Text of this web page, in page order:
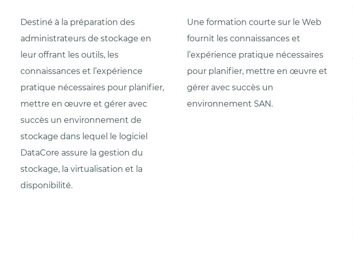
Destiné à la préparation des
administrateurs de stockage en
leur offrant les outils, les
connaissances et l’expérience
pratique nécessaires pour planifier,
mettre en œuvre et gérer avec
succès un environnement de
stockage dans lequel le logiciel
DataCore assure la gestion du
stockage, la virtualisation et la
disponibilité.
Une formation courte sur le Web
fournit les connaissances et
l’expérience pratique nécessaires
pour planifier, mettre en œuvre et
gérer avec succès un
environnement SAN.